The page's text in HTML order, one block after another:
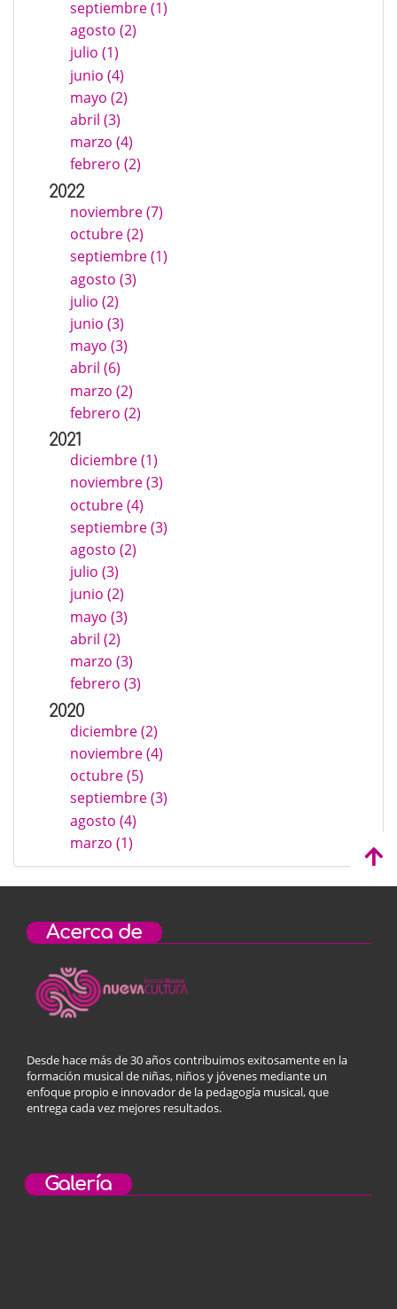
septiembre (1)
agosto (2)
julio (1)
junio (4)
mayo (2)
abril (3)
marzo (4)
febrero (2)
2022
noviembre (7)
octubre (2)
septiembre (1)
agosto (3)
julio (2)
junio (3)
mayo (3)
abril (6)
marzo (2)
febrero (2)
2021
diciembre (1)
noviembre (3)
octubre (4)
septiembre (3)
agosto (2)
julio (3)
junio (2)
mayo (3)
abril (2)
marzo (3)
febrero (3)
2020
diciembre (2)
noviembre (4)
octubre (5)
septiembre (3)
agosto (4)
marzo (1)
Acerca de
Desde hace más de 30 años contribuimos exitosamente en la
formación musical de niñas, niños y jóvenes mediante un
enfoque propio e innovador de la pedagogía musical, que
entrega cada vez mejores resultados.
Galería